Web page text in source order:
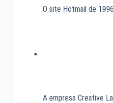
O site Hotmail de 1996
A empresa Creative